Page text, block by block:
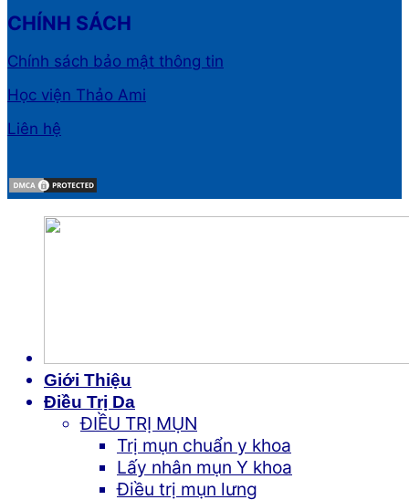
CHÍNH SÁCH
Chính sách bảo mật thông tin
Học viện Thảo Ami
Liên hệ
Giới Thiệu
Điều Trị Da
ĐIỀU TRỊ MỤN
Trị mụn chuẩn y khoa
Lấy nhân mụn Y khoa
Điều trị mụn lưng